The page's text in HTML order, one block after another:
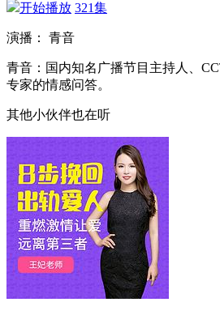
开始播放 321集
演播： 青音
青音：国内知名广播节目主持人、
专家的情感问答。
其他小伙伴也在听